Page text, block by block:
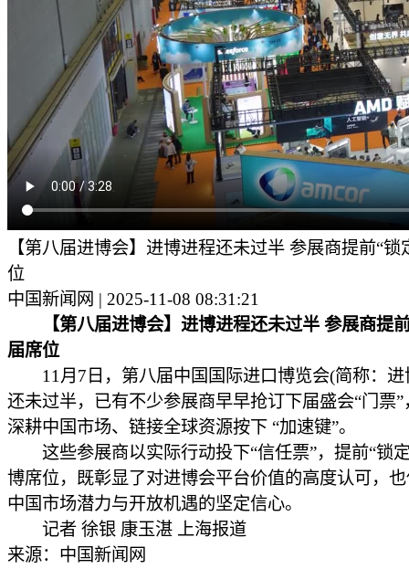
【第八届进博会】进博进程还未过半 参展商提前“锁
位
中国新闻网 | 2025-11-08 08:31:21
【第八届进博会】进博进程还未过半 参展商提
届席位
11月7日，第八届中国国际进口博览会(简称：进
还未过半，已有不少参展商早早抢订下届盛会“门票”
深耕中国市场、链接全球资源按下 “加速键”。
这些参展商以实际行动投下“信任票”，提前“锁
博席位，既彰显了对进博会平台价值的高度认可，
中国市场潜力与开放机遇的坚定信心。
记者 徐银 康玉湛 上海报道
来源：中国新闻网